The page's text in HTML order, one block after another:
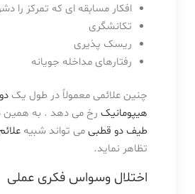
افکار مسابقه ای که تمرکز را
تکانشگری
ریسک پذیری
رفتارهای مداخله جویانه
چنین علائمی معمولاً در طول یک
هیپومانیکرخ می دهد . به همین
طیف دو قطبیمی تواند شبیه
تظاهر نماید.
اختلال وسواس فکری عملی